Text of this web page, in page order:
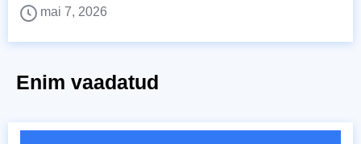
mai 7, 2026
Enim vaadatud